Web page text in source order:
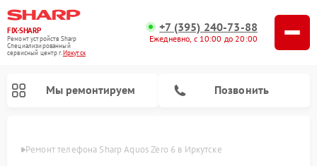
FIX-SHARP
Ремонт устройств Sharp
Специализированный
cервисный центр г.Иркутск
+7 (395) 240-73-88
Ежедневно, с 10:00 до 20:00
Мы ремонтируем Позвонить
Ремонт телефона Sharp Aquos Zero 6 в Иркутске